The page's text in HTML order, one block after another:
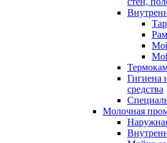
Гигиена
средства
Молочная